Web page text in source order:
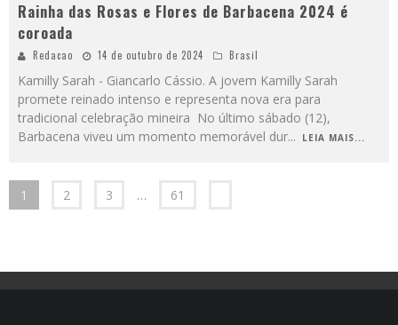
Rainha das Rosas e Flores de Barbacena 2024 é
coroada
Redacao 14 de outubro de 2024 Brasil
Kamilly Sarah - Giancarlo Cássio. A jovem Kamilly Sarah
promete reinado intenso e representa nova era para
tradicional celebração mineira No último sábado (12),
Barbacena viveu um momento memorável dur... LEIA MAIS...
1 2 3 … 61